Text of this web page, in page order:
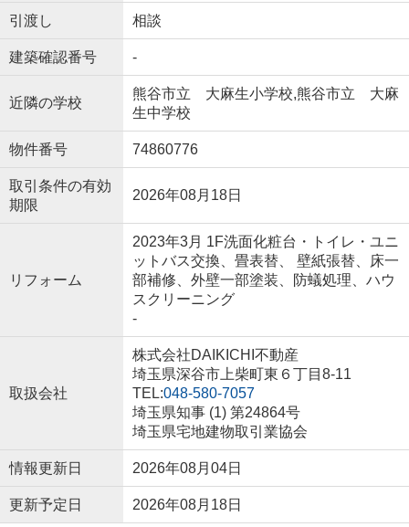
引渡し 相談
建築確認番号 -
近隣の学校
熊谷市立 大麻生小学校,熊谷市立 大麻
生中学校
物件番号 74860776
取引条件の有効
期限
2026年08月18日
リフォーム
2023年3月 1F洗面化粧台・トイレ・ユニ
ットバス交換、畳表替、 壁紙張替、床一
部補修、外壁一部塗装、防蟻処理、ハウ
スクリーニング
-
取扱会社
株式会社DAIKICHI不動産
埼玉県深谷市上柴町東６丁目8-11
TEL:048-580-7057
埼玉県知事 (1) 第24864号
埼玉県宅地建物取引業協会
情報更新日 2026年08月04日
更新予定日 2026年08月18日